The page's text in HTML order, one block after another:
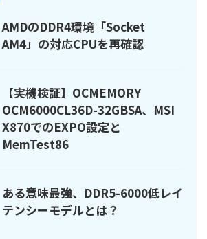
AMDのDDR4環境「Socket
AM4」の対応CPUを再確認
【実機検証】OCMEMORY
OCM6000CL36D-32GBSA、MSI
X870でのEXPO設定と
MemTest86
ある意味最強、DDR5-6000低レイ
テンシーモデルとは？